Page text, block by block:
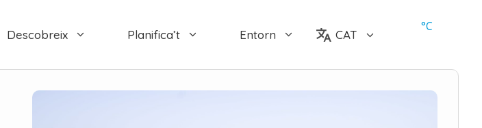
Descobreix Planifica’t Entorn CAT
°C